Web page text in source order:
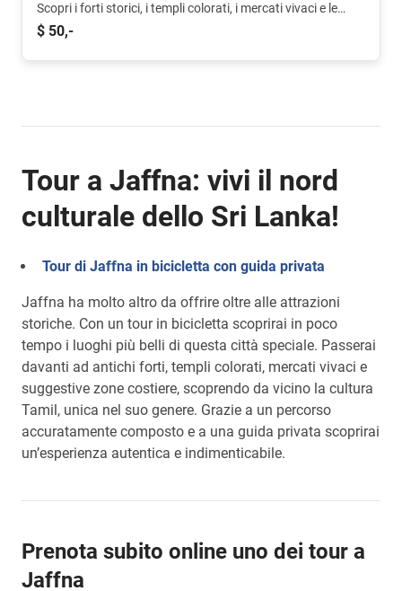
Scopri i forti storici, i templi colorati, i mercati vivaci e le
"gemme nascoste" piene di storie e tradizioni in questo tour
$ 50,-
Tour a Jaffna: vivi il nord
culturale dello Sri Lanka!
Tour di Jaffna in bicicletta con guida privata
Jaffna ha molto altro da offrire oltre alle attrazioni
storiche. Con un tour in bicicletta scoprirai in poco
tempo i luoghi più belli di questa città speciale. Passerai
davanti ad antichi forti, templi colorati, mercati vivaci e
suggestive zone costiere, scoprendo da vicino la cultura
Tamil, unica nel suo genere. Grazie a un percorso
accuratamente composto e a una guida privata scoprirai
un’esperienza autentica e indimenticabile.
Prenota subito online uno dei tour a
Jaffna